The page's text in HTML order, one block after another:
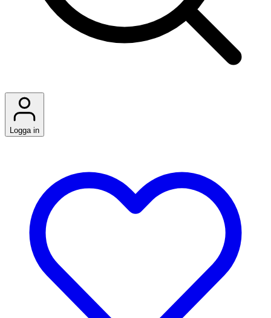
Logga in